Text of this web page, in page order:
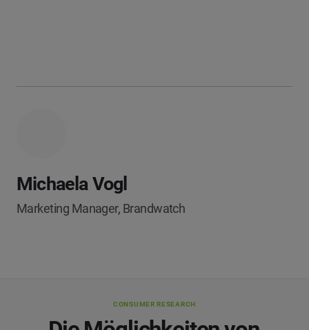
Michaela Vogl
Marketing Manager, Brandwatch
CONSUMER RESEARCH